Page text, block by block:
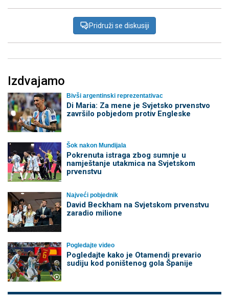
Pridruži se diskusiji
Izdvajamo
Bivši argentinski reprezentativac
Di Maria: Za mene je Svjetsko prvenstvo
završilo pobjedom protiv Engleske
Šok nakon Mundijala
Pokrenuta istraga zbog sumnje u
namještanje utakmica na Svjetskom
prvenstvu
Najveći pobjednik
David Beckham na Svjetskom prvenstvu
zaradio milione
Pogledajte video
Pogledajte kako je Otamendi prevario
sudiju kod poništenog gola Španije